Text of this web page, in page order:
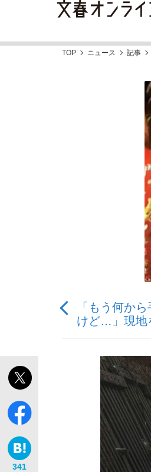
《BTS厳戒
「最悪の空
日本生まれ
私のあのとき
TOP ニュース 記事
「もう何か
けど…」現地
341